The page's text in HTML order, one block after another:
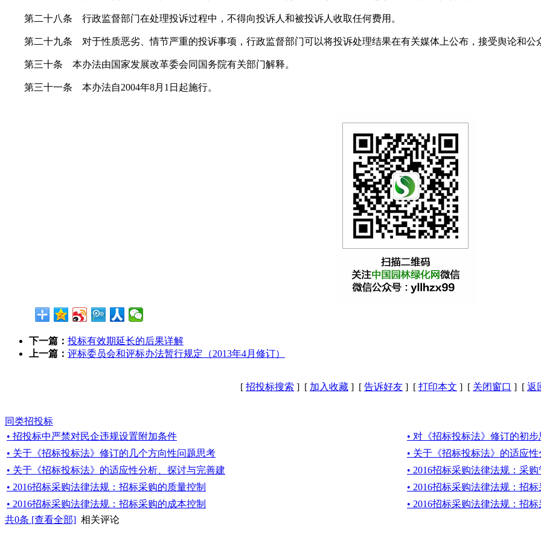
第二十八条 行政监督部门在处理投诉过程中，不得向投诉人和被投诉人收取任何费用。
第二十九条 对于性质恶劣、情节严重的投诉事项，行政监督部门可以将投诉处理结果在有关媒体上公布，接受舆论和公
第三十条 本办法由国家发展改革委会同国务院有关部门解释。
第三十一条 本办法自2004年8月1日起施行。
下一篇： 投标有效期延长的后果详解
上一篇： 评标委员会和评标办法暂行规定（2013年4月修订）
[ 招投标搜索 ] [ 加入收藏 ] [ 告诉好友 ] [ 打印本文 ] [ 关闭窗口 ] [ 返
同类招投标
• 招投标中严禁对民企违规设置附加条件
• 对《招标投标法》修订的初
• 关于《招标投标法》修订的几个方向性问题思考
• 关于《招标投标法》的适应
• 关于《招标投标法》的适应性分析、探讨与完善建
• 2016招标采购法律法规：采
• 2016招标采购法律法规：招标采购的质量控制
• 2016招标采购法律法规：招
• 2016招标采购法律法规：招标采购的成本控制
• 2016招标采购法律法规：招
共0条 [查看全部] 相关评论